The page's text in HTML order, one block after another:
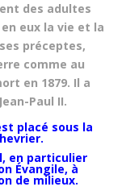
des adultes
eux la vie et la
préceptes,
comme au
en 1879. Il a
Paul II.
placé sous la
en particulier
Évangile, à
de milieux.